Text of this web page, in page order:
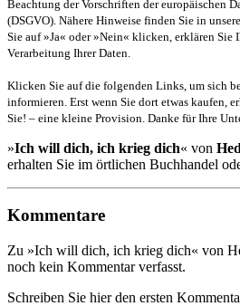
Beachtung der Vorschriften der europäischen
(DSGVO). Nähere Hinweise finden Sie in
Sie auf »Ja« oder »Nein« klicken, erklären Sie
Verarbeitung Ihrer Daten.
Klicken Sie auf die folgenden Links, um sich
informieren. Erst wenn Sie dort etwas kaufen,
Sie! – eine kleine Provision. Danke für Ihre
»Ich will dich, ich krieg dich« von
erhalten Sie im örtlichen Buchhandel
Kommentare
Zu »Ich will dich, ich krieg dich« von
noch kein Kommentar verfasst.
Schreiben Sie hier den ersten